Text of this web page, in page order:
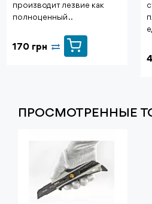
производит лезвие как
полноценный ..
170 грн
ПРОСМОТРЕННЫЕ